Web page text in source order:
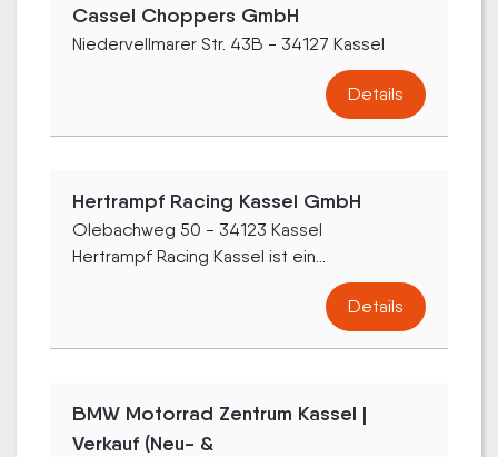
Cassel Choppers GmbH
Niedervellmarer Str. 43B - 34127 Kassel
Details
Hertrampf Racing Kassel GmbH
Olebachweg 50 - 34123 Kassel
Hertrampf Racing Kassel ist ein...
Details
BMW Motorrad Zentrum Kassel |
Verkauf (Neu- &